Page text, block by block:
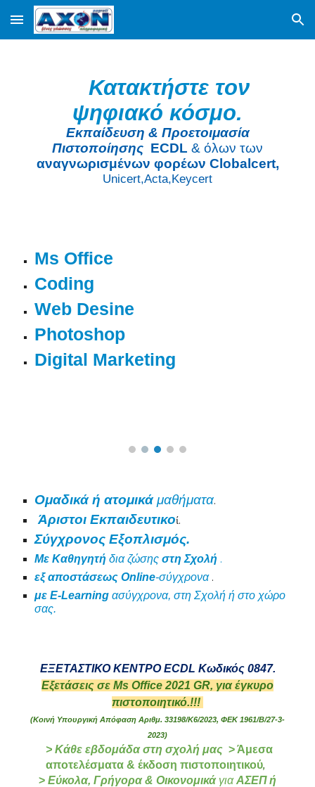
Skip to main content Skip to navigation
Κατακτήστε τον
ψηφιακό κόσμο.
Εκπαίδευση & Προετοιμασία
Πιστοποίησης ECDL & όλων των
αναγνωρισμένων φορέων Clobalcert,
Unicert,Acta,Keycert
Ms Office
Coding
Web Desine
Photoshop
Digital Marketing
Ομαδικά ή ατομικά μαθήματα.
Άριστοι Εκπαιδευτικοί.
Σύγχρονος Εξοπλισμός.
Με Kαθηγητή δια ζώσης στη Σχολή .
εξ αποστάσεως Οnline-σύγχρονα .
μεE-Learning ασύγχρονα, στη Σχολή ή στο χώρο
σας.
ΕΞΕΤΑΣΤΙΚΟ ΚΕΝΤΡΟ ECDL Κωδικός 0847.
Εξετάσεις σε Ms Office 2021 GR, γιαέγκυρο
πιστοποιητικό.!!!
(Κοινή Υπουργική Απόφαση Αριθμ. 33198/Κ6/2023, ΦΕΚ 1961/Β/27-3-
2023)
> Κάθε εβδομάδα στη σχολή μας> Άμεσα
αποτελέσματα & έκδοση πιστοποιητικού,
> Εύκολα, Γρήγορα & Οικονομικά γιαΑΣΕΠ ή